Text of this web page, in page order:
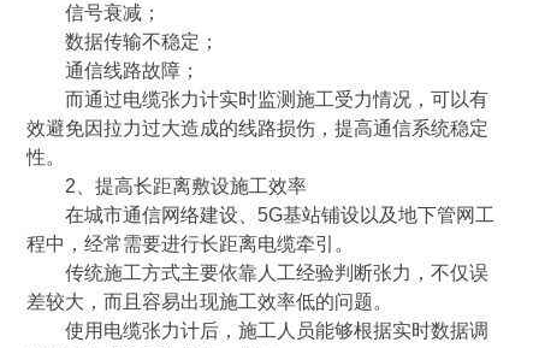
信号衰减；
数据传输不稳定；
通信线路故障；
而通过电缆张力计实时监测施工受力情况，可以有
效避免因拉力过大造成的线路损伤，提高通信系统稳定
性。
2、提高长距离敷设施工效率
在城市通信网络建设、5G基站铺设以及地下管网工
程中，经常需要进行长距离电缆牵引。
传统施工方式主要依靠人工经验判断张力，不仅误
差较大，而且容易出现施工效率低的问题。
使用电缆张力计后，施工人员能够根据实时数据调